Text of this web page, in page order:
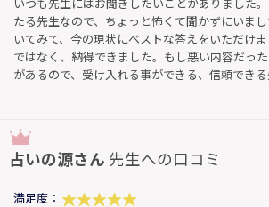
たる先生なので、ちょっと怖くて聞かずにいま
いてみて、今の現状にベストな答えをいただけ
ではなく、納得できました。もし悪い内容だっ
があるので、受け入れる事ができる、信頼できる
占いの源さん 先生への口コミ
満足度：